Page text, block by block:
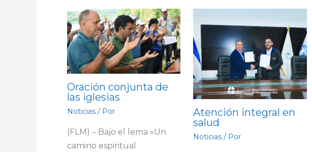
Oración conjunta de
las iglesias
Noticias / Por
(FLM) – Bajo el lema «Un
camino espiritual
Atención integral en
salud
Noticias / Por